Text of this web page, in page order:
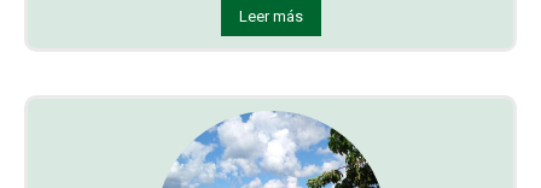
Leer más